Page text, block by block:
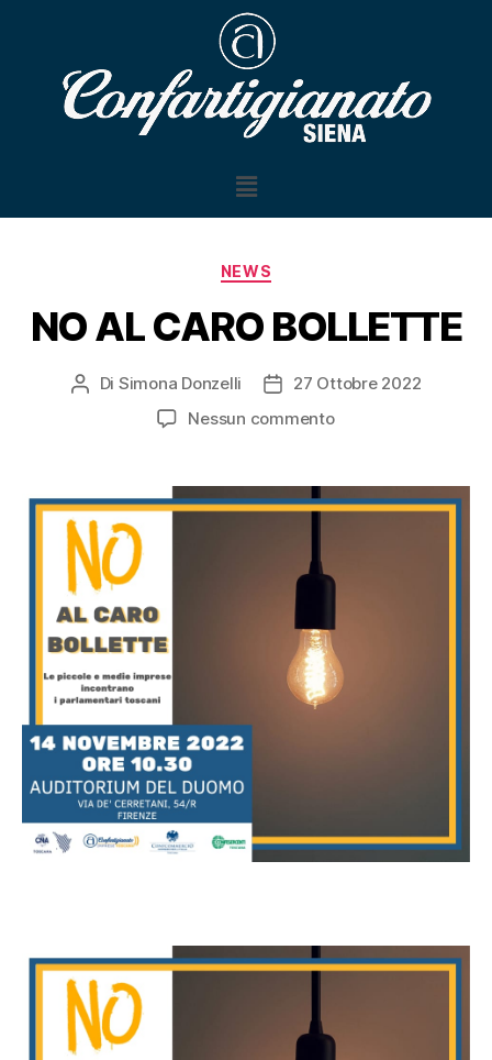
NEWS
NO AL CARO BOLLETTE
Di Simona Donzelli
27 Ottobre 2022
Nessun commento